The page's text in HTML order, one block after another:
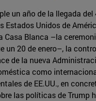
un año de la llegada del
Estados Unidos de
Casa Blanca –la
un 20 de enero–, la
de la nueva
como
de EE.UU., en
las políticas de Trump